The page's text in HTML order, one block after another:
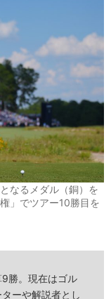
なるメダル（銅）を
」でツアー10勝目を
勝。現在はゴル
ーや解説者とし